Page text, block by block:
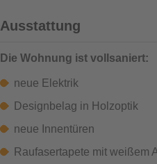
Ausstattung
Die Wohnung ist vollsaniert:
neue Elektrik
Designbelag in Holzoptik
neue Innentüren
Raufasertapete mit weißem